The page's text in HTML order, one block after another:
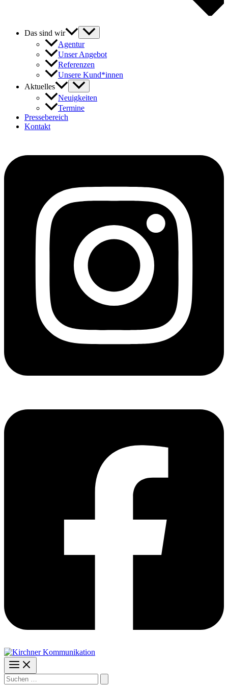
Das sind wir
Agentur
Unser Angebot
Referenzen
Unsere Kund*innen
Aktuelles
Neuigkeiten
Termine
Pressebereich
Kontakt
Suchen